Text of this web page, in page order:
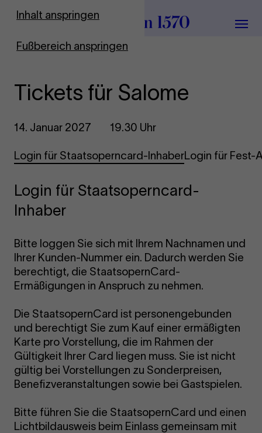
Inhalt anspringen
Fußbereich anspringen
Zur Startseite
Menü
Tickets für Salome
14. Januar 2027 19.30 Uhr
Login für Staatsoperncard-InhaberLogin für Fest-
Login für Staatsoperncard-
Inhaber
Bitte loggen Sie sich mit Ihrem Nachnamen und
Ihrer Kunden-Nummer ein. Dadurch werden Sie
berechtigt, die StaatsopernCard-
Ermäßigungen in Anspruch zu nehmen.
Die StaatsopernCard ist personengebunden
und berechtigt Sie zum Kauf einer ermäßigten
Karte pro Vorstellung, die im Rahmen der
Gültigkeit Ihrer Card liegen muss. Sie ist nicht
gültig bei Vorstellungen zu Sonderpreisen,
Benefizveranstaltungen sowie bei Gastspielen.
Bitte führen Sie die StaatsopernCard und einen
Lichtbildausweis beim Einlass gemeinsam mit